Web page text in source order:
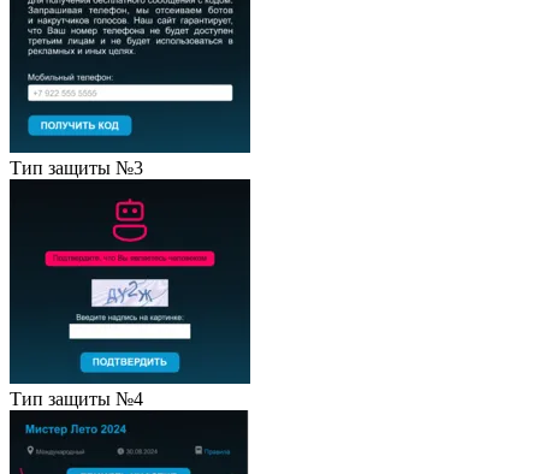
Тип защиты №3
Тип защиты №4